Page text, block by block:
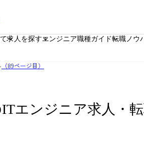
求人を探すエンジニア職種ガイド転職ノウ
（89ページ目）
エンジニア求人・